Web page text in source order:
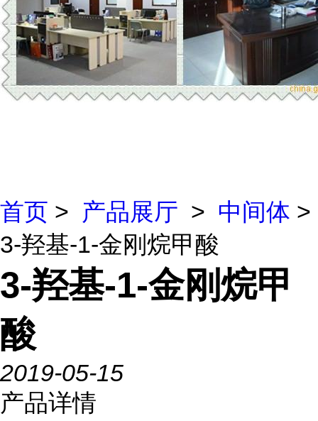
首页 > 产品展厅 > 中间体 >
3-羟基-1-金刚烷甲酸
3-羟基-1-金刚烷甲
酸
2019-05-15
产品详情